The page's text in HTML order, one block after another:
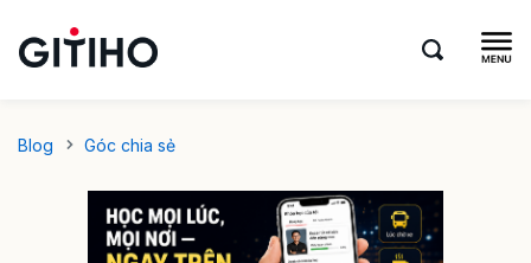
Blog Góc chia sẻ